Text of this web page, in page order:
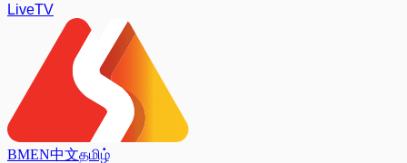
LiveTV
BMEN中文தமிழ்